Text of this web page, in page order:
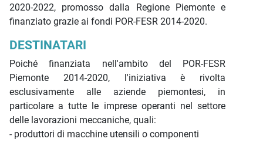
2020-2022, promosso dalla Regione Piemonte e
finanziato grazie ai fondi POR-FESR 2014-2020.
DESTINATARI
Poiché finanziata nell'ambito del POR-FESR
Piemonte 2014-2020, l'iniziativa è rivolta
esclusivamente alle aziende piemontesi, in
particolare a tutte le imprese operanti nel settore
delle lavorazioni meccaniche, quali:
- produttori di macchine utensili o componenti